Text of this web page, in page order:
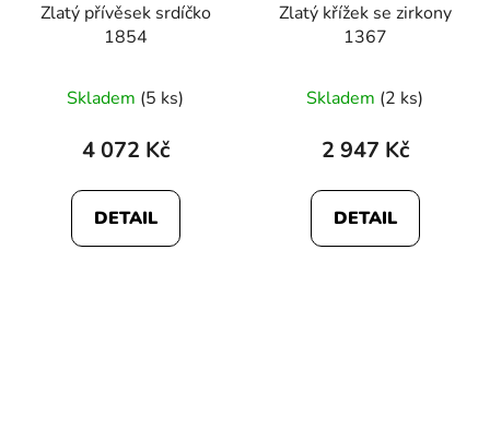
Zlatý přívěsek srdíčko
1854
Skladem (5 ks)
4 072 Kč
DETAIL
Zlatý křížek se zirkony
1367
Skladem (2 ks)
2 947 Kč
DETAIL